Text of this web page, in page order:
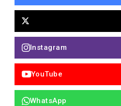
Instagram
YouTube
WhatsApp